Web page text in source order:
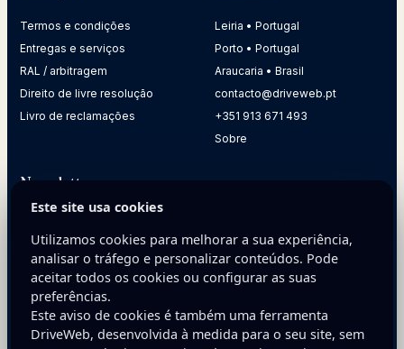
Termos e condições
Entregas e serviços
RAL / arbitragem
Direito de livre resolução
Livro de reclamações
Leiria • Portugal
Porto • Portugal
Araucaria • Brasil
contacto@driveweb.pt
+351 913 671 493
Sobre
Newsletter
sua empresa.
E-mail
Este site usa cookies
Utilizamos cookies para melhorar a sua experiência,
analisar o tráfego e personalizar conteúdos. Pode
aceitar todos os cookies ou configurar as suas
preferências.
Este aviso de cookies é também uma ferramenta
DriveWeb, desenvolvida à medida para o seu site, sem